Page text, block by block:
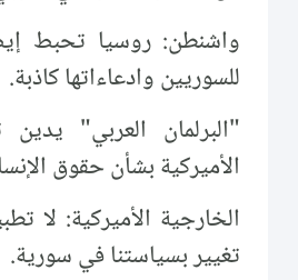
واشنطن: روسيا تحبط
للسوريين وادعاءاتها كاذبة.
"البرلمان العربي" يدين
الأميركية بشأن حقوق
الخارجية الأميركية: لا
تغيير بسياستنا في سورية.